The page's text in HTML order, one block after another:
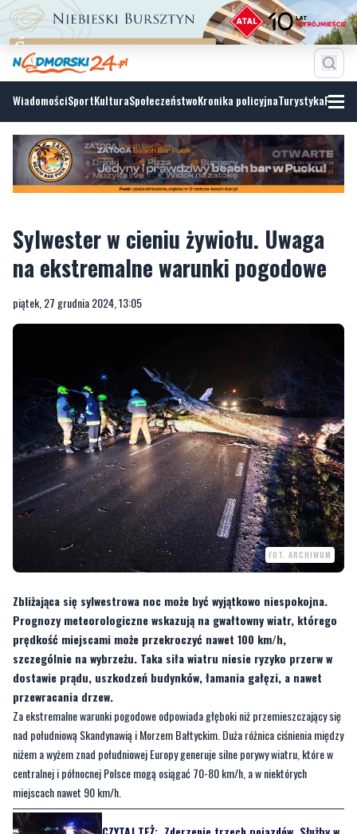
WiadomościSportKulturaSpołeczeństwoKronika policyjnaTurystyka
Sylwester w cieniu żywiołu. Uwaga
piątek, 27 grudnia 2024, 13:05
FOT. ARCHIWUM
Zbliżająca się sylwestrowa noc może być wyjątkowo niespokojna.
Prognozy meteorologiczne wskazują na gwałtowny wiatr, którego
szczególnie na wybrzeżu. Taka siła wiatru niesie ryzyko przerw w
dostawie prądu, uszkodzeń budynków, łamania gałęzi, a nawet
przewracania drzew.
Za ekstremalne warunki pogodowe odpowiada głęboki niż przemieszczający się
nad południową Skandynawią i Morzem Bałtyckim. Duża różnica ciśnienia między
niżem a wyżem znad południowej Europy generuje silne porywy wiatru, które w
centralnej i północnej Polsce mogą osiągać 70-80 km/h, a w niektórych
miejscach nawet 90 km/h.
CZYTAJ TEŻ: Zderzenie trzech pojazdów. Służby w
akcji
Na północy Polski dodatkowym zagrożeniem będą sztormowe warunki na